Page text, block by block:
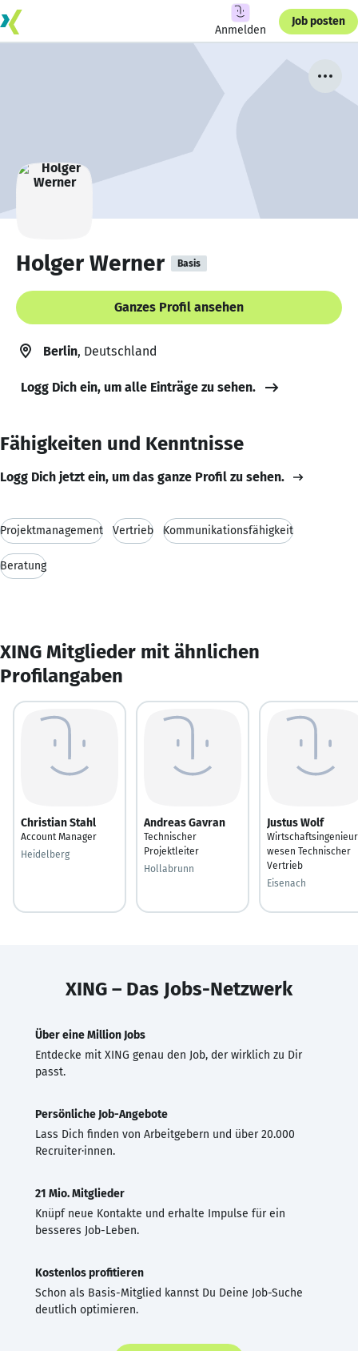
Anmelden
Job posten
Holger Werner Basis
Ganzes Profil ansehen
Berlin, Deutschland
Logg Dich ein, um alle Einträge zu sehen.
Fähigkeiten und Kenntnisse
Logg Dich jetzt ein, um das ganze Profil zu sehen.
Projektmanagement Vertrieb Kommunikationsfähigkeit
Beratung
XING Mitglieder mit ähnlichen
Profilangaben
Christian Stahl
Account Manager
Heidelberg
Andreas Gavran
Technischer
Projektleiter
Hollabrunn
Justus Wolf
Wirtschaftsingenieur
wesen Technischer
Vertrieb
Eisenach
XING – Das Jobs-Netzwerk
Über eine Million Jobs
Entdecke mit XING genau den Job, der wirklich zu Dir
passt.
Persönliche Job-Angebote
Lass Dich finden von Arbeitgebern und über 20.000
Recruiter·innen.
21 Mio. Mitglieder
Knüpf neue Kontakte und erhalte Impulse für ein
besseres Job-Leben.
Kostenlos profitieren
Schon als Basis-Mitglied kannst Du Deine Job-Suche
deutlich optimieren.